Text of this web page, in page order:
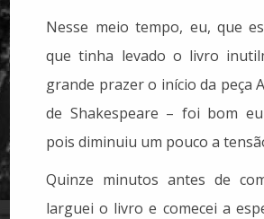
Nesse meio tempo, eu, que
que tinha levado o livro
grande prazer o início da peça
de Shakespeare – foi bom
pois diminuiu um pouco a
Quinze minutos antes de
larguei o livro e comecei a